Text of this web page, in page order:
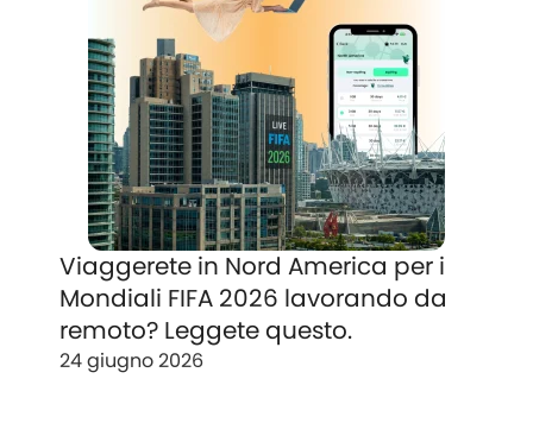
Viaggerete in Nord America per i
Mondiali FIFA 2026 lavorando da
remoto? Leggete questo.
24 giugno 2026